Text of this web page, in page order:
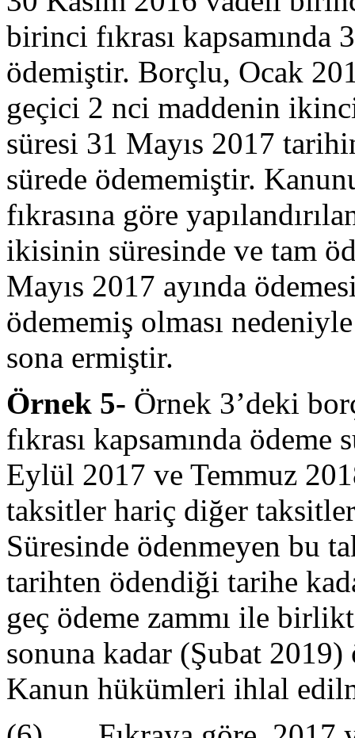
birinci fıkrası kapsamında
ödemiştir. Borçlu, Ocak
geçici 2 nci maddenin ikinci
süresi 31 Mayıs 2017
sürede ödememiştir.
fıkrasına göre
ikisinin süresinde ve tam
Mayıs 2017 ayında
ödememiş olması
sona ermiştir.
Örnek 5- Örnek 3’deki
fıkrası kapsamında
Eylül 2017 ve Temmuz
taksitler hariç diğer
Süresinde ödenmeyen bu
tarihten ödendiği tarihe
geç ödeme zammı ile
sonuna kadar (Şubat 2019)
Kanun hükümleri ihlal